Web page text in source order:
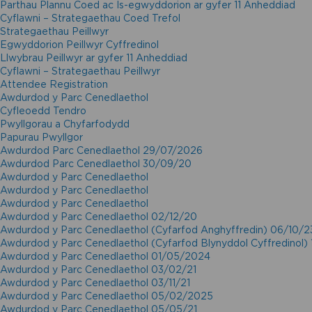
Parthau Plannu Coed ac Is-egwyddorion ar gyfer 11 Anheddiad
Cyflawni – Strategaethau Coed Trefol
Strategaethau Peillwyr
Egwyddorion Peillwyr Cyffredinol
Llwybrau Peillwyr ar gyfer 11 Anheddiad
Cyflawni – Strategaethau Peillwyr
Attendee Registration
Awdurdod y Parc Cenedlaethol
Cyfleoedd Tendro
Pwyllgorau a Chyfarfodydd
Papurau Pwyllgor
Awdurdod Parc Cenedlaethol 29/07/2026
Awdurdod Parc Cenedlaethol 30/09/20
Awdurdod y Parc Cenedlaethol
Awdurdod y Parc Cenedlaethol
Awdurdod y Parc Cenedlaethol
Awdurdod y Parc Cenedlaethol 02/12/20
Awdurdod y Parc Cenedlaethol (Cyfarfod Anghyffredin) 06/10/
Awdurdod y Parc Cenedlaethol (Cyfarfod Blynyddol Cyffredinol)
Awdurdod y Parc Cenedlaethol 01/05/2024
Awdurdod y Parc Cenedlaethol 03/02/21
Awdurdod y Parc Cenedlaethol 03/11/21
Awdurdod y Parc Cenedlaethol 05/02/2025
Awdurdod y Parc Cenedlaethol 05/05/21